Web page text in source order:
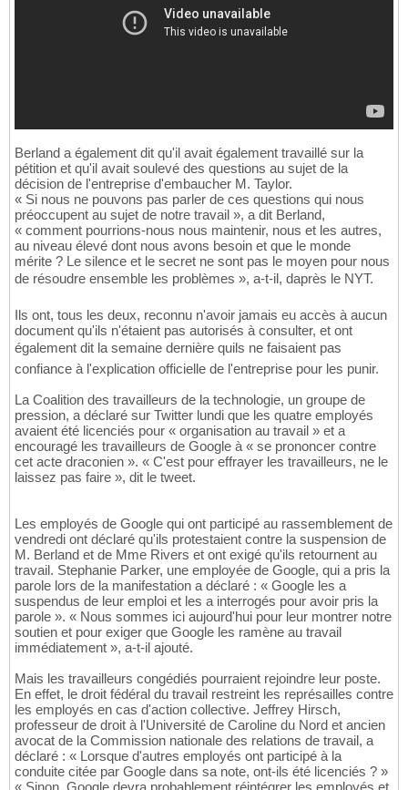
Berland a également dit qu'il avait également travaillé sur la
pétition et qu'il avait soulevé des questions au sujet de la
décision de l'entreprise d'embaucher M. Taylor.
« Si nous ne pouvons pas parler de ces questions qui nous
préoccupent au sujet de notre travail », a dit Berland,
« comment pourrions-nous nous maintenir, nous et les autres,
au niveau élevé dont nous avons besoin et que le monde
mérite ? Le silence et le secret ne sont pas le moyen pour nous
de résoudre ensemble les problèmes », a-t-il, daprès le NYT.
Ils ont, tous les deux, reconnu n'avoir jamais eu accès à aucun
document qu'ils n'étaient pas autorisés à consulter, et ont
également dit la semaine dernière quils ne faisaient pas
confiance à l'explication officielle de l'entreprise pour les punir.
La Coalition des travailleurs de la technologie, un groupe de
pression, a déclaré sur Twitter lundi que les quatre employés
avaient été licenciés pour « organisation au travail » et a
encouragé les travailleurs de Google à « se prononcer contre
cet acte draconien ». « C'est pour effrayer les travailleurs, ne le
laissez pas faire », dit le tweet.
Les employés de Google qui ont participé au rassemblement de
vendredi ont déclaré qu'ils protestaient contre la suspension de
M. Berland et de Mme Rivers et ont exigé qu'ils retournent au
travail. Stephanie Parker, une employée de Google, qui a pris la
parole lors de la manifestation a déclaré : « Google les a
suspendus de leur emploi et les a interrogés pour avoir pris la
parole ». « Nous sommes ici aujourd'hui pour leur montrer notre
soutien et pour exiger que Google les ramène au travail
immédiatement », a-t-il ajouté.
Mais les travailleurs congédiés pourraient rejoindre leur poste.
En effet, le droit fédéral du travail restreint les représailles contre
les employés en cas d'action collective. Jeffrey Hirsch,
professeur de droit à l'Université de Caroline du Nord et ancien
avocat de la Commission nationale des relations de travail, a
déclaré : « Lorsque d'autres employés ont participé à la
conduite citée par Google dans sa note, ont-ils été licenciés ? »